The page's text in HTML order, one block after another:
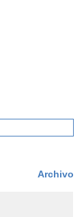
Archivo